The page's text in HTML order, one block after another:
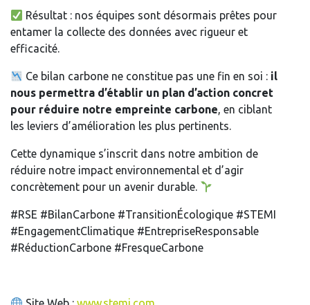
Résultat : nos équipes sont désormais prêtes pour
entamer la collecte des données avec rigueur et
efficacité.
Ce bilan carbone ne constitue pas une fin en soi : il
nous permettra d’établir un plan d’action concret
pour réduire notre empreinte carbone, en ciblant
les leviers d’amélioration les plus pertinents.
Cette dynamique s’inscrit dans notre ambition de
réduire notre impact environnemental et d’agir
concrètement pour un avenir durable.
#RSE #BilanCarbone #TransitionÉcologique #STEMI
#EngagementClimatique #EntrepriseResponsable
#RéductionCarbone #FresqueCarbone